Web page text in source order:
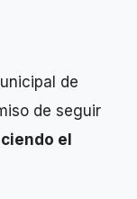
de
de seguir
el